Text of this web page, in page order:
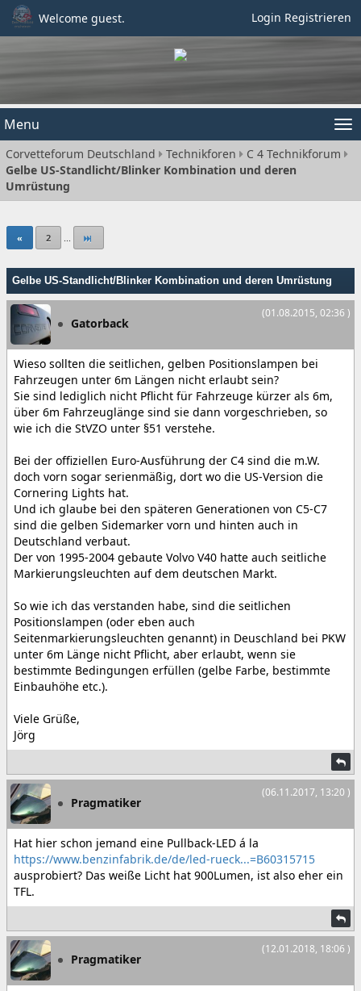
Welcome guest. Login Registrieren
Menu
Corvetteforum Deutschland Technikforen
C 4 Technikforum
Gelbe US-Standlicht/Blinker Kombination und deren
Umrüstung
« 2 ...
Gelbe US-Standlicht/Blinker Kombination und deren Umrüstung
(01.08.2015, 02:36 )
Gatorback
Wieso sollten die seitlichen, gelben Positionslampen bei
Fahrzeugen unter 6m Längen nicht erlaubt sein?
Sie sind lediglich nicht Pflicht für Fahrzeuge kürzer als 6m,
über 6m Fahrzeuglänge sind sie dann vorgeschrieben, so
wie ich die StVZO unter §51 verstehe.
Bei der offiziellen Euro-Ausführung der C4 sind die m.W.
doch vorn sogar serienmäßig, dort wo die US-Version die
Cornering Lights hat.
Und ich glaube bei den späteren Generationen von C5-C7
sind die gelben Sidemarker vorn und hinten auch in
Deutschland verbaut.
Der von 1995-2004 gebaute Volvo V40 hatte auch seitliche
Markierungsleuchten auf dem deutschen Markt.
So wie ich das verstanden habe, sind die seitlichen
Positionslampen (oder eben auch
Seitenmarkierungsleuchten genannt) in Deuschland bei PKW
unter 6m Länge nicht Pflicht, aber erlaubt, wenn sie
bestimmte Bedingungen erfüllen (gelbe Farbe, bestimmte
Einbauhöhe etc.).
Viele Grüße,
Jörg
(06.11.2017, 13:20 )
Pragmatiker
Hat hier schon jemand eine Pullback-LED á la
https://www.benzinfabrik.de/de/led-rueck...=B60315715
ausprobiert? Das weiße Licht hat 900Lumen, ist also eher ein
TFL.
(12.01.2018, 18:06 )
Pragmatiker